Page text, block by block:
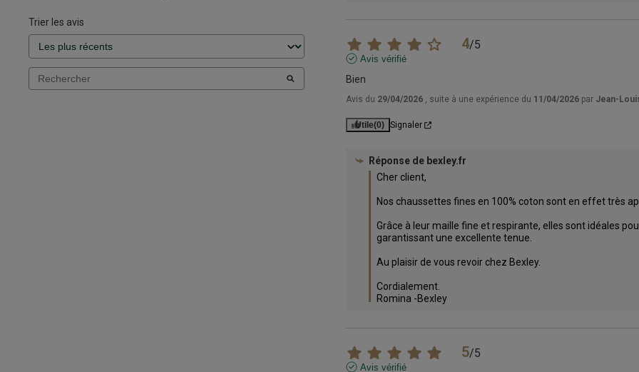
Trier les avis
4/5
Avis vérifié
Bien
Avis du 29/04/2026 , suite à une expérience du 11/04/2026 par Jean-
Utile(0) Signaler
Réponse de bexley.fr
Cher client,
Nos chaussettes fines en 100% coton sont en effet très
Grâce à leur maille fine et respirante, elles sont idéales
garantissant une excellente tenue.
Au plaisir de vous revoir chez Bexley.
Cordialement.
Romina -Bexley
5/5
Avis vérifié